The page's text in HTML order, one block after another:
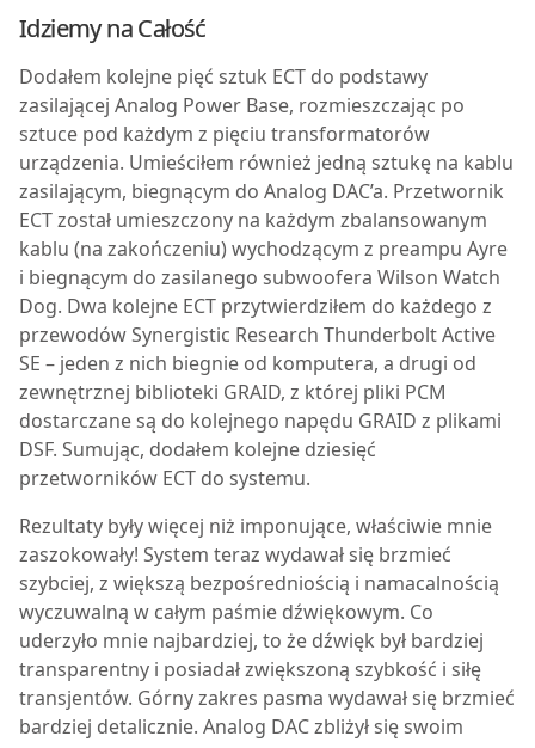
Idziemy na Całość
Dodałem kolejne pięć sztuk ECT do podstawy
zasilającej Analog Power Base, rozmieszczając po
sztuce pod każdym z pięciu transformatorów
urządzenia. Umieściłem również jedną sztukę na kablu
zasilającym, biegnącym do Analog DAC’a. Przetwornik
ECT został umieszczony na każdym zbalansowanym
kablu (na zakończeniu) wychodzącym z preampu Ayre
i biegnącym do zasilanego subwoofera Wilson Watch
Dog. Dwa kolejne ECT przytwierdziłem do każdego z
przewodów Synergistic Research Thunderbolt Active
SE – jeden z nich biegnie od komputera, a drugi od
zewnętrznej biblioteki GRAID, z której pliki PCM
dostarczane są do kolejnego napędu GRAID z plikami
DSF. Sumując, dodałem kolejne dziesięć
przetworników ECT do systemu.
Rezultaty były więcej niż imponujące, właściwie mnie
zaszokowały! System teraz wydawał się brzmieć
szybciej, z większą bezpośredniością i namacalnością
wyczuwalną w całym paśmie dźwiękowym. Co
uderzyło mnie najbardziej, to że dźwięk był bardziej
transparentny i posiadał zwiększoną szybkość i siłę
transjentów. Górny zakres pasma wydawał się brzmieć
bardziej detalicznie. Analog DAC zbliżył się swoim